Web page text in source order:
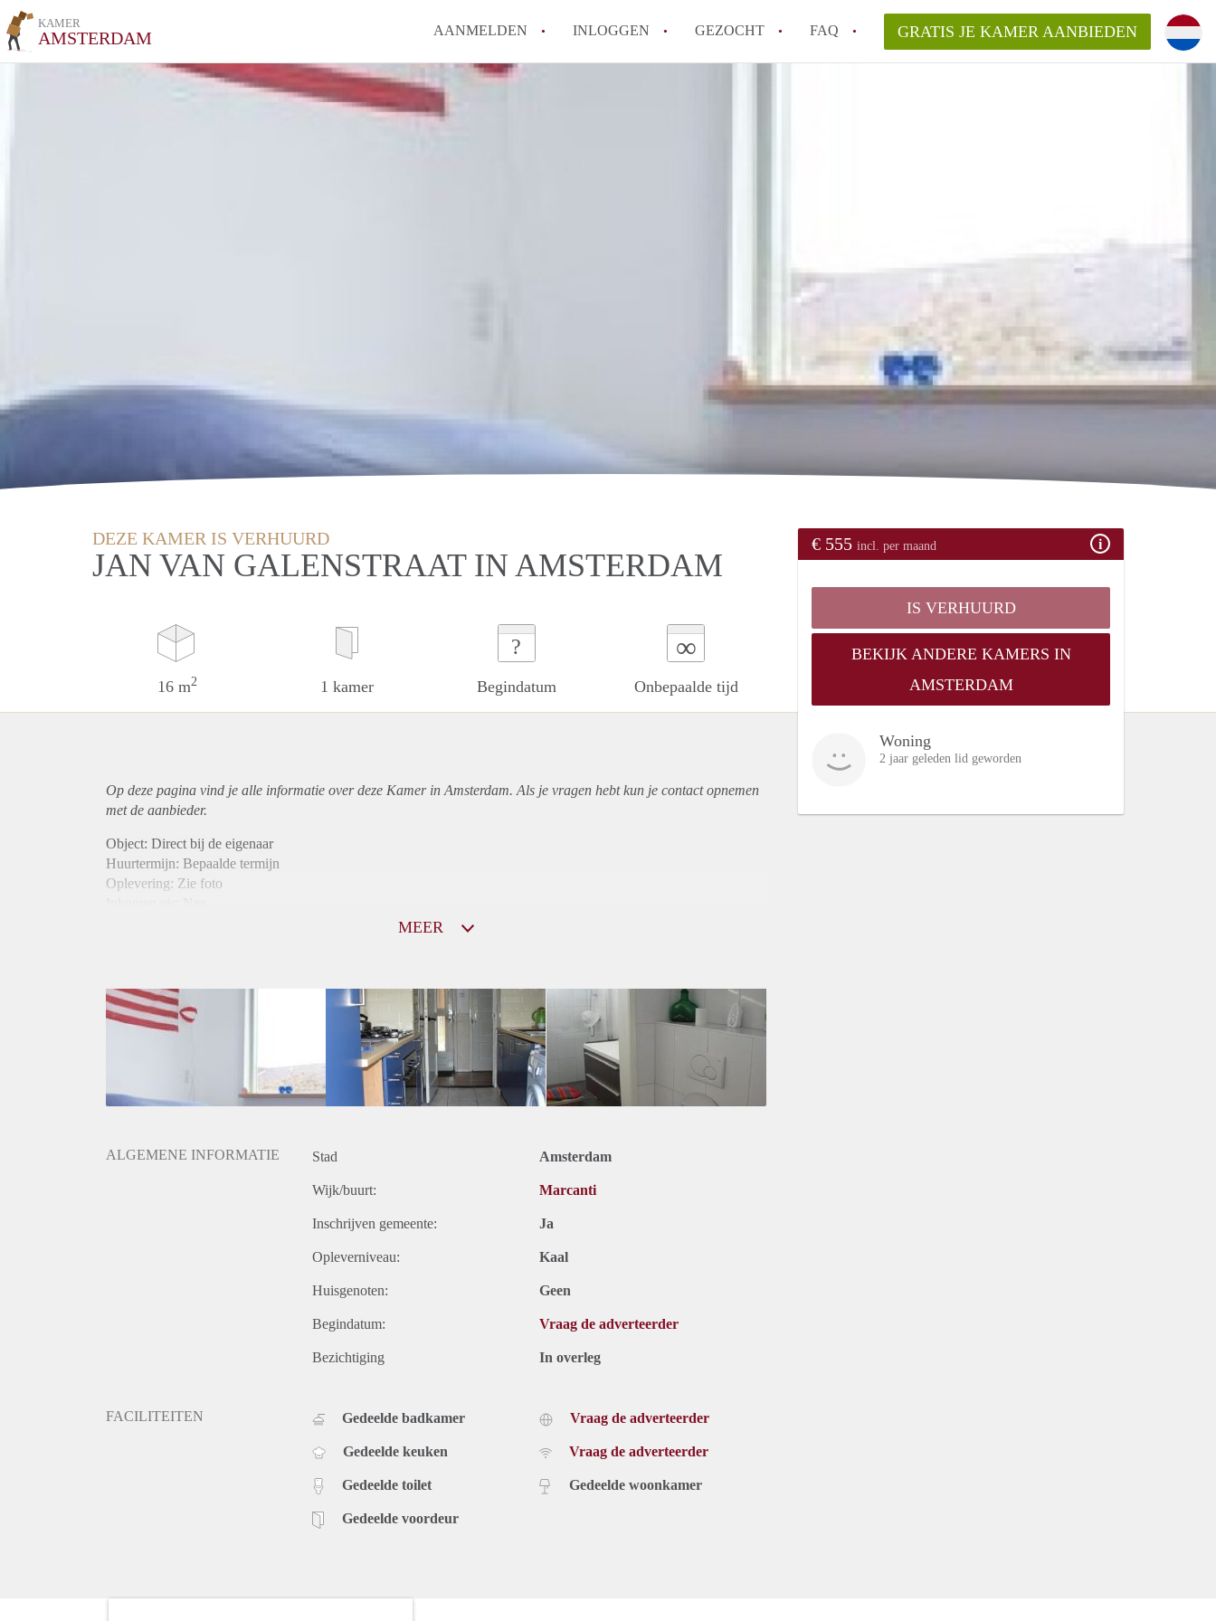
KAMER
AMSTERDAM AANMELDEN INLOGGEN GEZOCHT FAQ GRATIS JE KAMER AANBIEDEN
DEZE KAMER IS VERHUURD
JAN VAN GALENSTRAAT IN AMSTERDAM
16 m2 1 kamer
?
Begindatum
∞
Onbepaalde tijd
€ 555 incl. per maand
IS VERHUURD
BEKIJK ANDERE KAMERS IN
AMSTERDAM
Woning
2 jaar geleden lid geworden
Op deze pagina vind je alle informatie over deze Kamer in Amsterdam. Als je vragen hebt kun je contact opnemen
met de aanbieder.
Object: Direct bij de eigenaar
Huurtermijn: Bepaalde termijn
Oplevering: Zie foto
Gedeelde Douche: Ja
Gedeelde woonkamer: Ja
MEER
ALGEMENE INFORMATIE Stad Amsterdam
Wijk/buurt: Marcanti
Inschrijven gemeente: Ja
Opleverniveau: Kaal
Huisgenoten: Geen
Begindatum: Vraag de adverteerder
Bezichtiging In overleg
FACILITEITEN Gedeelde badkamer
Gedeelde keuken
Gedeelde toilet
Gedeelde voordeur
Vraag de adverteerder
Vraag de adverteerder
Gedeelde woonkamer